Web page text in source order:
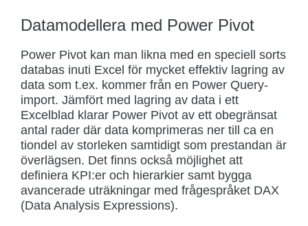
Datamodellera med Power Pivot
Power Pivot kan man likna med en speciell sorts
databas inuti Excel för mycket effektiv lagring av
data som t.ex. kommer från en Power Query-
import. Jämfört med lagring av data i ett
Excelblad klarar Power Pivot av ett obegränsat
antal rader där data komprimeras ner till ca en
tiondel av storleken samtidigt som prestandan är
överlägsen. Det finns också möjlighet att
definiera KPI:er och hierarkier samt bygga
avancerade uträkningar med frågespråket DAX
(Data Analysis Expressions).